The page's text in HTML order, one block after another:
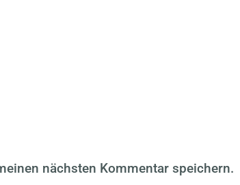
nächsten Kommentar speichern.